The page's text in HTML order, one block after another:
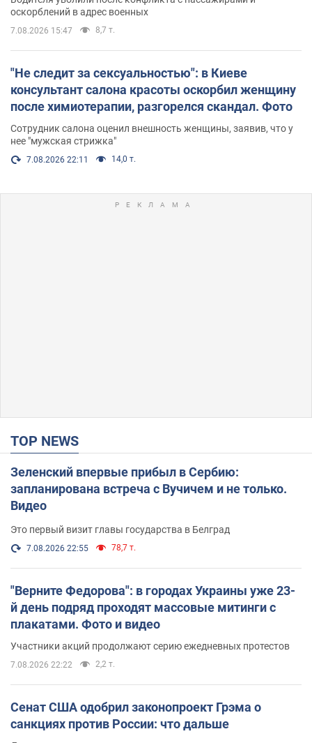
оскорблений в адрес военных
7.08.2026 15:47 8,7 т.
"Не следит за сексуальностью": в Киеве
консультант салона красоты оскорбил женщину
после химиотерапии, разгорелся скандал. Фото
Сотрудник салона оценил внешность женщины, заявив, что у
нее "мужская стрижка"
7.08.2026 22:11 14,0 т.
TOP NEWS
Зеленский впервые прибыл в Сербию:
запланирована встреча с Вучичем и не только.
Видео
Это первый визит главы государства в Белград
7.08.2026 22:55 78,7 т.
"Верните Федорова": в городах Украины уже 23-
й день подряд проходят массовые митинги с
плакатами. Фото и видео
Участники акций продолжают серию ежедневных протестов
7.08.2026 22:22 2,2 т.
Сенат США одобрил законопроект Грэма о
санкциях против России: что дальше